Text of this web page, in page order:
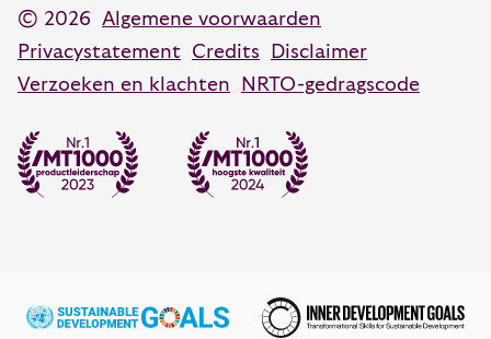
© 2026 Algemene voorwaarden
Privacystatement Credits
Disclaimer
Verzoeken en klachten
NRTO-gedragscode